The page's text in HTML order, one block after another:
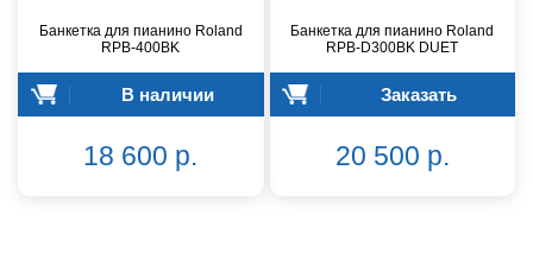
Банкетка для пианино Roland
RPB-400BK
В наличии
18 600 р.
Банкетка для пианино Roland
RPB-D300BK DUET
Заказать
20 500 р.